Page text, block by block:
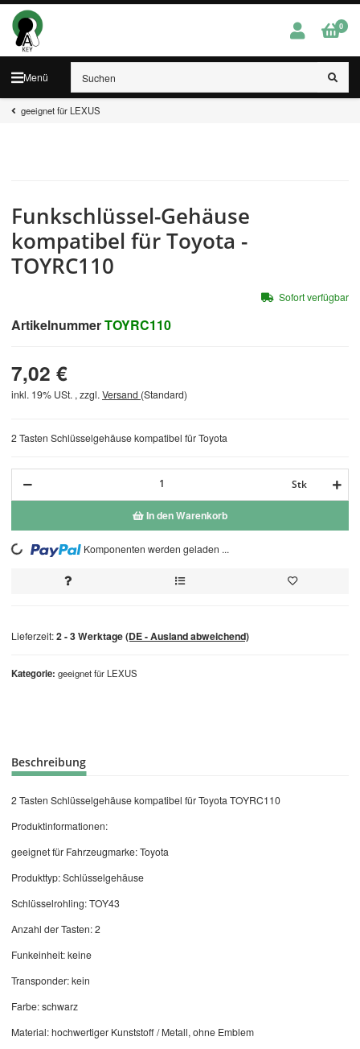
Menü
0
geeignet für LEXUS
Funkschlüssel-Gehäuse
kompatibel für Toyota -
TOYRC110
ArtikelnummerTOYRC110
Kategorie geeignet für LEXUS
2 Tasten Schlüsselgehäuse kompatibel für Toyota
7,02 €
inkl. 19% USt. , zzgl. Versand (Standard)
Stk
In den Warenkorb
Loading... Komponenten werden geladen ...
Sofort verfügbar
Lieferzeit:2 - 3 Werktage(DE - Ausland abweichend)
Beschreibung
2 Tasten Schlüsselgehäuse kompatibel für Toyota TOYRC110
Produktinformationen:
geeignet für Fahrzeugmarke: Toyota
Produkttyp: Schlüsselgehäuse
Schlüsselrohling: TOY43
Anzahl der Tasten: 2
Funkeinheit: keine
Transponder: kein
Farbe: schwarz
Material: hochwertiger Kunststoff / Metall, ohne Emblem